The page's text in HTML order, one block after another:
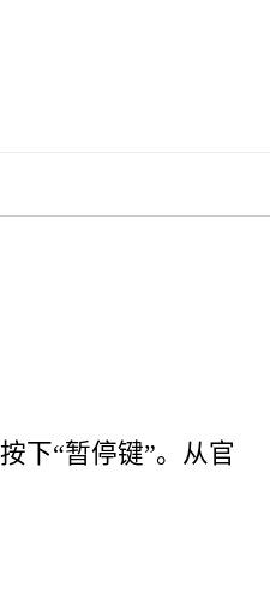
下“暂停键”。从官